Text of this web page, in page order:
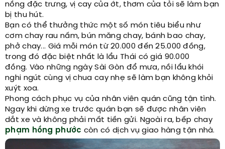
nồng đặc trưng, vị cay của ớt, thơm của tỏi sẽ làm bạn
bị thu hút.
Bạn có thể thưởng thức một số món tiêu biểu như
cơm chay rau nấm, bún măng chay, bánh bao chay,
phở chay... Giá mỗi món từ 20.000 đến 25.000 đồng,
trong đó đặc biệt nhất là lẩu Thái có giá 90.000
đồng. Vào những ngày Sài Gòn đổ mưa, nồi lẩu khói
nghi ngút cùng vị chua cay nhẹ sẽ làm bạn không khỏi
xuýt xoa.
Phong cách phục vụ của nhân viên quán cũng tận tình.
Ngay khi dừng xe trước quán bạn sẽ được nhân viên
dắt xe và không phải mất tiền gửi. Ngoài ra, bếp chay
phạm hồng phước còn có dịch vụ giao hàng tận nhà.